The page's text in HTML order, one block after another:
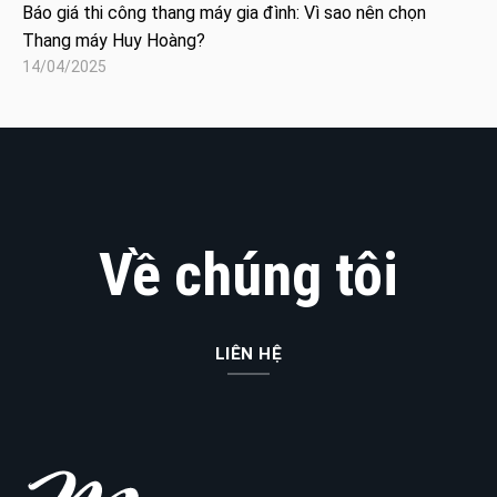
Báo giá thi công thang máy gia đình: Vì sao nên chọn
Thang máy Huy Hoàng?
14/04/2025
Về chúng tôi
LIÊN HỆ